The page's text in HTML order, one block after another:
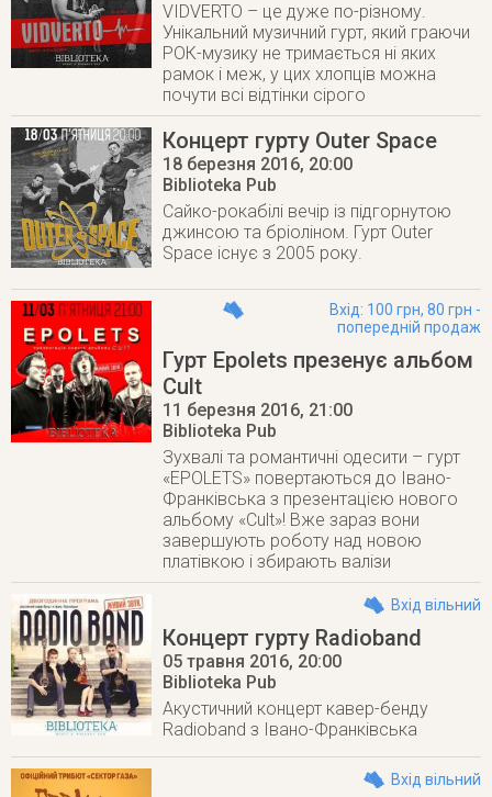
VIDVERTO – це дуже по-різному.
Унікальний музичний гурт, який граючи
РОК-музику не тримається ні яких
рамок і меж, у цих хлопців можна
почути всі відтінки сірого
Концерт гурту Outer Space
18 березня 2016, 20:00
Biblioteka Pub
Cайко-рокабілі вечір із підгорнутою
джинсою та бріоліном. Гурт Outer
Space існує з 2005 року.
Вхід: 100 грн, 80 грн -
попередній продаж
Гурт Epolets презенує альбом
Cult
11 березня 2016, 21:00
Biblioteka Pub
Зухвалі та романтичні одесити – гурт
«EPOLETS» повертаються до Івано-
Франківська з презентацією нового
альбому «Cult»! Вже зараз вони
завершують роботу над новою
платівкою і збирають валізи
Вхід вільний
Концерт гурту Radioband
05 травня 2016, 20:00
Biblioteka Pub
Акустичний концерт кавер-бенду
Radioband з Івано-Франківська
Вхід вільний